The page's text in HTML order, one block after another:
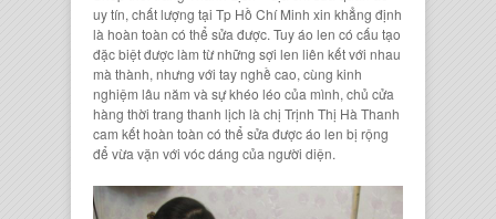
uy tín, chất lượng tại Tp Hồ Chí Minh xin khẳng định
là hoàn toàn có thể sửa được. Tuyáo len có cấu tạo
đặc biệt được làm từ những sợi len liên kết với nhau
mà thành, nhưng với tay nghề cao, cùng kinh
nghiệm lâu năm và sự khéo léo của mình, chủ cửa
hàng thời trang thanh lịch làchị Trịnh Thị Hà Thanh
cam kết hoàn toàn có thể sửa đượcáo len bị rộng
để vừa vặn với vóc dáng của người diện.